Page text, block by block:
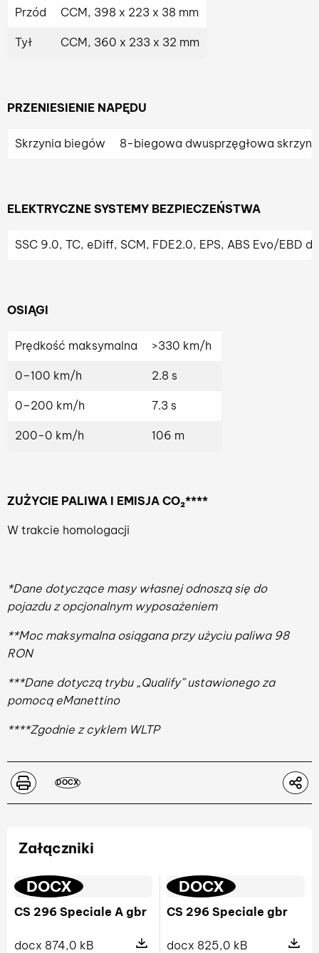
Przód CCM, 398 x 223 x 38 mm
Tył CCM, 360 x 233 x 32 mm
PRZENIESIENIE NAPĘDU
Skrzynia biegów 8-biegowa dwusprzęgłowa
ELEKTRYCZNE SYSTEMY BEZPIECZEŃSTWA
SSC 9.0, TC, eDiff, SCM, FDE2.0, EPS, ABS Evo/
OSIĄGI
Prędkość maksymalna >330 km/h
0–100 km/h 2.8 s
0–200 km/h 7.3 s
200-0 km/h 106 m
ZUŻYCIE PALIWA I EMISJA CO₂****
W trakcie homologacji
*Dane dotyczące masy własnej odnoszą się do
pojazdu z opcjonalnym wyposażeniem
**Moc maksymalna osiągana przy użyciu paliwa 98
RON
***Dane dotyczą trybu „Qualify” ustawionego za
pomocą eManettino
****Zgodnie z cyklem WLTP
DOCX
Załączniki
DOCX
CS 296 Speciale A gbr
docx 874,0 kB
DOCX
CS 296 Speciale gbr
docx 825,0 kB